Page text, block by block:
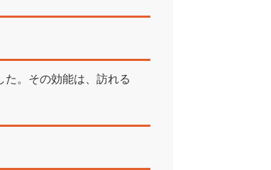
。その効能は、訪れる